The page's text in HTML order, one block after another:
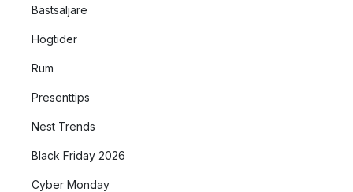
Bästsäljare
Högtider
Rum
Presenttips
Nest Trends
Black Friday 2026
Cyber Monday